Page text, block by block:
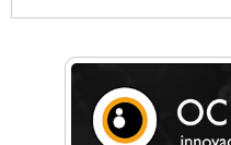
Una compañía
por el Premio